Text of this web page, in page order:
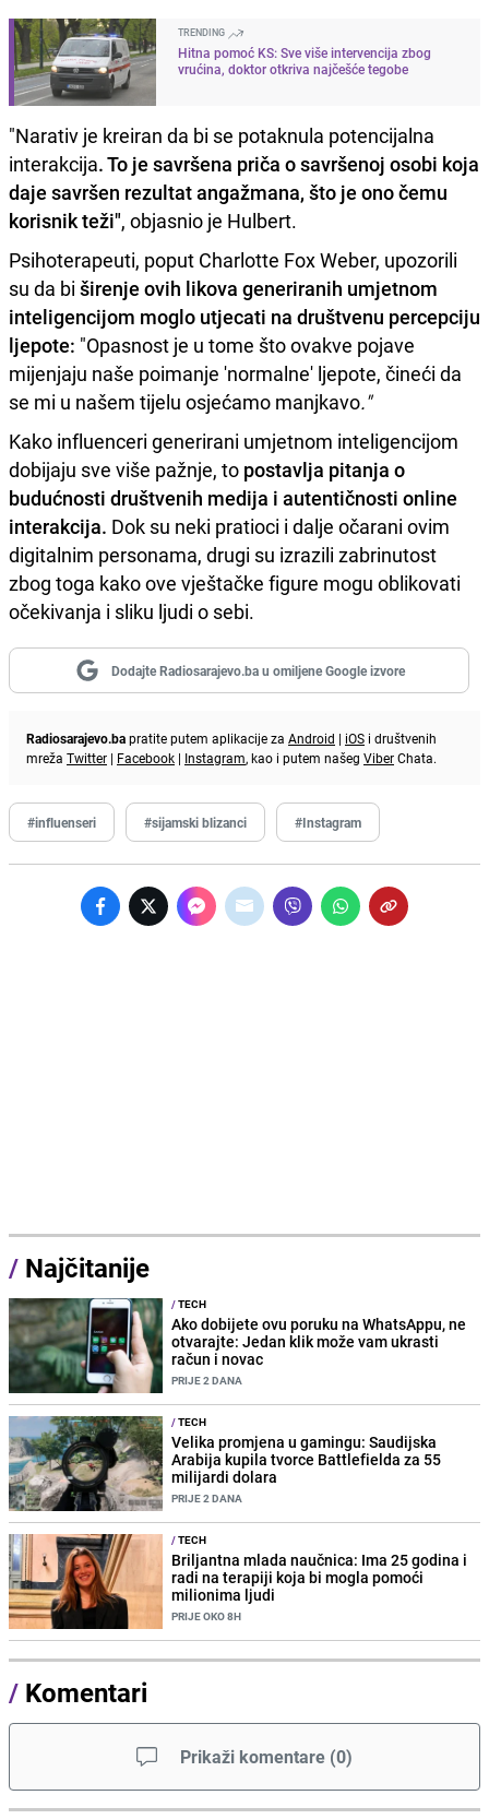
TRENDING
Hitna pomoć KS: Sve više intervencija zbog
vrućina, doktor otkriva najčešće tegobe
"Narativ je kreiran da bi se potaknula potencijalna
interakcija. To je savršena priča o savršenoj osobi koja
daje savršen rezultat angažmana, što je ono čemu
korisnik teži", objasnio je Hulbert.
Psihoterapeuti, poput Charlotte Fox Weber, upozorili
su da bi širenje ovih likova generiranih umjetnom
inteligencijom moglo utjecati na društvenu percepciju
ljepote: "Opasnost je u tome što ovakve pojave
mijenjaju naše poimanje 'normalne' ljepote, čineći da
se mi u našem tijelu osjećamo manjkavo."
Kako influenceri generirani umjetnom inteligencijom
dobijaju sve više pažnje, to postavlja pitanja o
budućnosti društvenih medija i autentičnosti online
interakcija. Dok su neki pratioci i dalje očarani ovim
digitalnim personama, drugi su izrazili zabrinutost
zbog toga kako ove vještačke figure mogu oblikovati
očekivanja i sliku ljudi o sebi.
Dodajte Radiosarajevo.ba u omiljene Google izvore
Radiosarajevo.bapratite putem aplikacije za Android | iOS i društvenih
mreža Twitter | Facebook | Instagram, kao i putem našeg ViberChata.
#influenseri #sijamski blizanci #Instagram
/ Najčitanije
/TECH
Ako dobijete ovu poruku na WhatsAppu, ne
otvarajte: Jedan klik može vam ukrasti
račun i novac
PRIJE 2 DANA
/TECH
Velika promjena u gamingu: Saudijska
Arabija kupila tvorce Battlefielda za 55
milijardi dolara
PRIJE 2 DANA
/TECH
Briljantna mlada naučnica: Ima 25 godina i
radi na terapiji koja bi mogla pomoći
milionima ljudi
PRIJE OKO 8H
/ Komentari
Prikaži komentare (0)